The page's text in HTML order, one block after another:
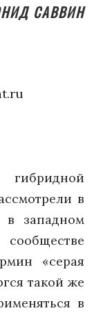
САВВИН
в
в западном
«серая
такой же
в